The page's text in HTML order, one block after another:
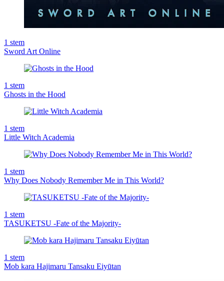
1 stem
Sword Art Online
1 stem
Ghosts in the Hood
1 stem
Little Witch Academia
1 stem
Why Does Nobody Remember Me in This World?
1 stem
TASUKETSU -Fate of the Majority-
1 stem
Mob kara Hajimaru Tansaku Eiyūtan